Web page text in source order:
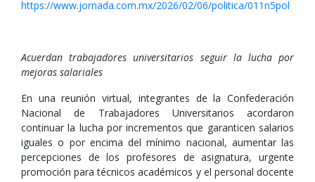
https://www.jornada.com.mx/2026/02/06/politica/011n5pol
Acuerdan trabajadores universitarios seguir la lucha por
mejoras salariales
En una reunión virtual, integrantes de la Confederación
Nacional de Trabajadores Universitarios acordaron
continuar la lucha por incrementos que garanticen salarios
iguales o por encima del mínimo nacional, aumentar las
percepciones de los profesores de asignatura, urgente
promoción para técnicos académicos y el personal docente